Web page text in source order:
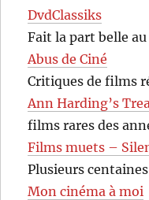
DvdClassiks
Fait la part belle
Abus de Ciné
Critiques de films
Ann Harding’s
films rares des
Films muets –
Plusieurs
Mon cinéma à moi